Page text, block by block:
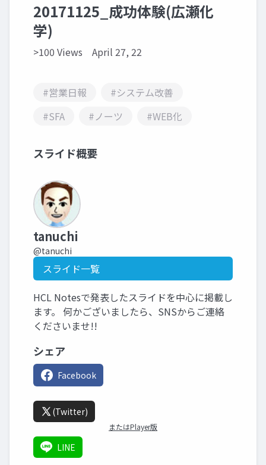
20171125_成功体験(広瀬化
学)
>100 Views April 27, 22
#営業日報
#システム改善
#SFA
#ノーツ #WEB化
スライド概要
tanuchi
@tanuchi
スライド一覧
HCL Notesで発表したスライドを中心に掲載し
ます。 何かございましたら、SNSからご連絡
くださいませ!!
シェア
Facebook
(Twitter)
またはPlayer版
LINE